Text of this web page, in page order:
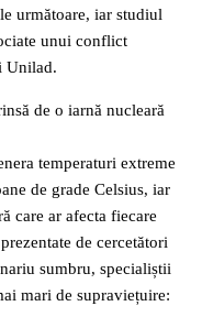
următoare, iar studiul
unui conflict
Unilad.
de o iarnă nucleară
temperaturi extreme
de grade Celsius, iar
care ar afecta fiecare
de cercetători
sumbru, specialiștii
mari de supraviețuire: